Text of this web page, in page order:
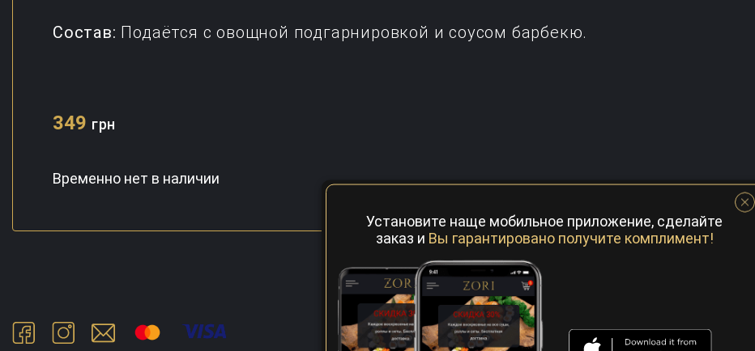
Состав: Подаётся с овощной подгарнировкой и соусом барбекю.
349 грн
Временно нет в наличии
Установите наще мобильное приложение, сделайте
заказ и Вы гарантировано получите комплимент!